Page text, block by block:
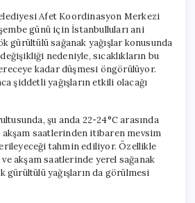
Yağış
ve
Dondurucu
Soğuk
Geliyor
için
Afet Koordinasyon Merkezi
günü için İstanbulluları ani
gürültülü sağanak yağışlar konusunda
nedeniyle, sıcaklıkların bu
kadar düşmesi öngörülüyor.
şiddetli yağışların etkili olacağı
şu anda 22-24°C arasında
akşam saatlerinden itibaren mevsim
tahmin ediliyor. Özellikle
akşam saatlerinde yerel sağanak
gürültülü yağışların da görülmesi